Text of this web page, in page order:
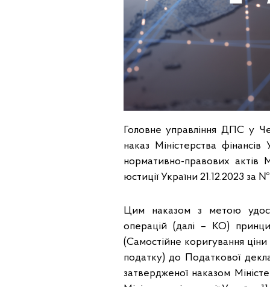
Головне управління ДПС у
наказ Міністерства
нормативно-правових актів
юстиції України 21.12.2023 за
Цим наказом з метою
операцій (далі – КО)
(Самостійне коригування ціни
податку) до Податкової
затвердженої наказом